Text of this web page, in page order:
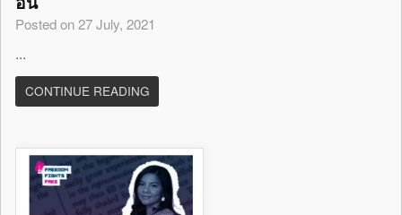
Posted on 27 July, 2021
...
CONTINUE READING